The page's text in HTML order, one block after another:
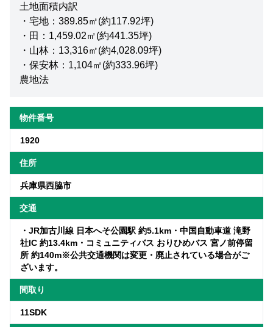
土地面積内訳
・宅地：389.85㎡(約117.92坪)
・田：1,459.02㎡(約441.35坪)
・山林：13,316㎡(約4,028.09坪)
・保安林：1,104㎡(約333.96坪)
農地法
物件番号
1920
住所
兵庫県西脇市
交通
・JR加古川線 日本へそ公園駅 約5.1km・中国自動車道 滝野
社IC 約13.4km・コミュニティバス おりひめバス 宮ノ前停留
所 約140m※公共交通機関は変更・廃止されている場合がご
ざいます。
間取り
11SDK